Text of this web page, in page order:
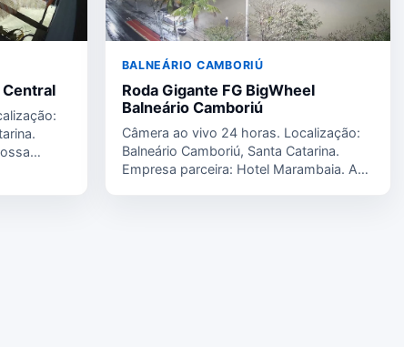
Central
BALNEÁRIO CAMBORIÚ
Roda Gigante FG BigWheel
Balneário Camboriú
Câmera ao vivo 24 horas. Localização:
Balneário Camboriú, Santa Catarina.
Empresa parceira: Hotel Marambaia. A